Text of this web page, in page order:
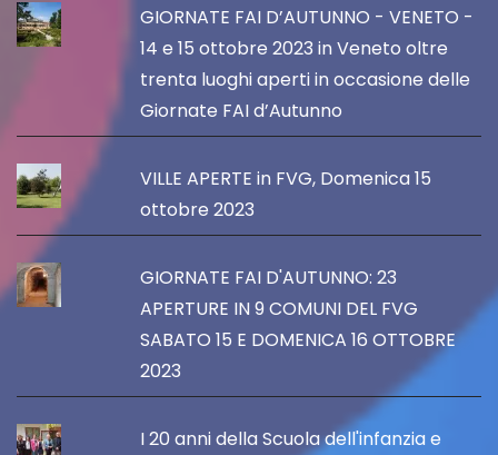
GIORNATE FAI D’AUTUNNO - VENETO -
14 e 15 ottobre 2023 in Veneto oltre
trenta luoghi aperti in occasione delle
Giornate FAI d’Autunno
VILLE APERTE in FVG, Domenica 15
ottobre 2023
GIORNATE FAI D'AUTUNNO: 23
APERTURE IN 9 COMUNI DEL FVG
SABATO 15 E DOMENICA 16 OTTOBRE
2023
I 20 anni della Scuola dell'infanzia e